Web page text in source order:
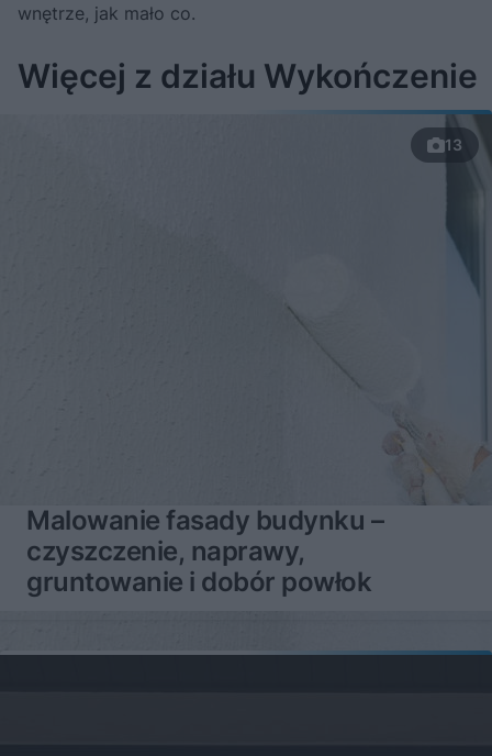
wnętrze, jak mało co.
Więcej z działu Wykończenie
13
Malowanie fasady budynku –
czyszczenie, naprawy,
gruntowanie i dobór powłok